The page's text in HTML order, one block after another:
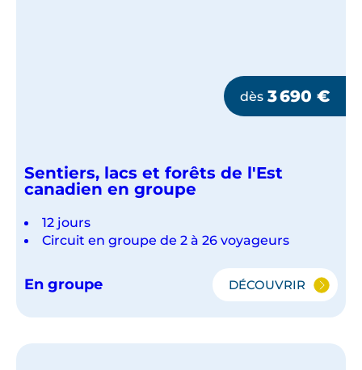
dès 3 690 €
Sentiers, lacs et forêts de l'Est
canadien en groupe
12 jours
Circuit en groupe de 2 à 26 voyageurs
En groupe DÉCOUVRIR
SENTIERS,
FORÊTS